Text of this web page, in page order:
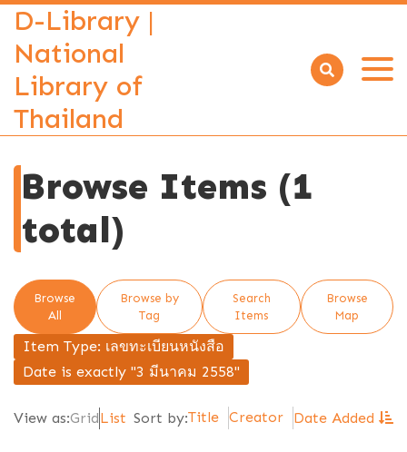
D-Library |
National
Library of
Thailand
Open
Browse Items (1
total)
Browse
All
Browse by
Tag
Search
Items
Browse
Map
Item Type: เลขทะเบียนหนังสือ
Date is exactly "3 มีนาคม 2558"
View as:GridList Sort by:Title Creator Date Added